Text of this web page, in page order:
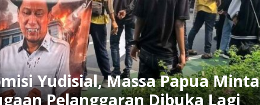
Yudisial, Massa Papua Minta
Pelanggaran Dibuka Lagi